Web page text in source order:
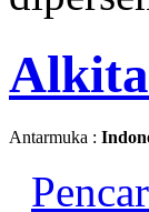
Antarmuka :